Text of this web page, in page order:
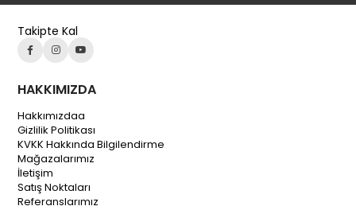
Takipte Kal
HAKKIMIZDA
Hakkımızdaa
Gizlilik Politikası
KVKK Hakkında Bilgilendirme
Mağazalarımız
İletişim
Satış Noktaları
Referanslarımız